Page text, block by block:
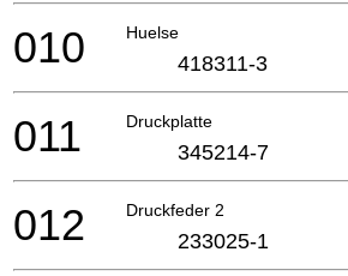
Huelse
010 418311-3
Druckplatte
011 345214-7
Druckfeder 2
012 233025-1